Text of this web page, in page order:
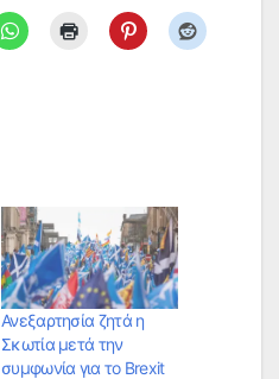
Ανεξαρτησία ζητά η
Σκωτία μετά την
συμφωνία για το Brexit